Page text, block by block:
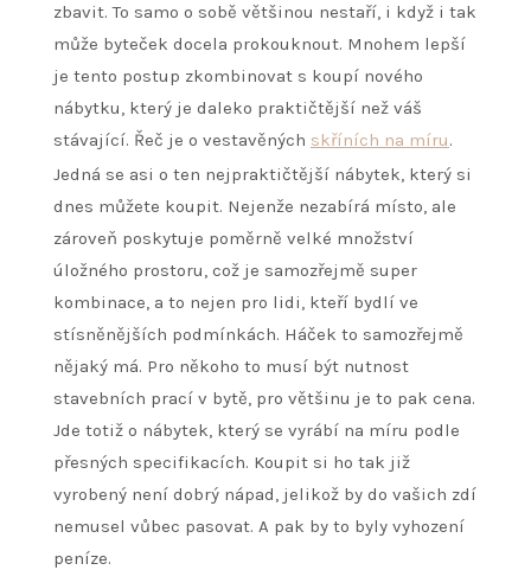
zbavit. To samo o sobě většinou nestaří, i když i tak
může byteček docela prokouknout. Mnohem lepší
je tento postup zkombinovat s koupí nového
nábytku, který je daleko praktičtější než váš
stávající. Řeč je o vestavěných skříních na míru.
Jedná se asi o ten nejpraktičtější nábytek, který si
dnes můžete koupit. Nejenže nezabírá místo, ale
zároveň poskytuje poměrně velké množství
úložného prostoru, což je samozřejmě super
kombinace, a to nejen pro lidi, kteří bydlí ve
stísněnějších podmínkách. Háček to samozřejmě
nějaký má. Pro někoho to musí být nutnost
stavebních prací v bytě, pro většinu je to pak cena.
Jde totiž o nábytek, který se vyrábí na míru podle
přesných specifikacích. Koupit si ho tak již
vyrobený není dobrý nápad, jelikož by do vašich zdí
nemusel vůbec pasovat. A pak by to byly vyhození
peníze.